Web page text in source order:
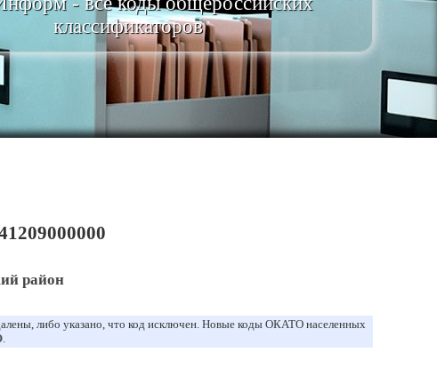
классификаторов
район
либо указано, что код исключен. Новые коды ОКАТО населенных
.